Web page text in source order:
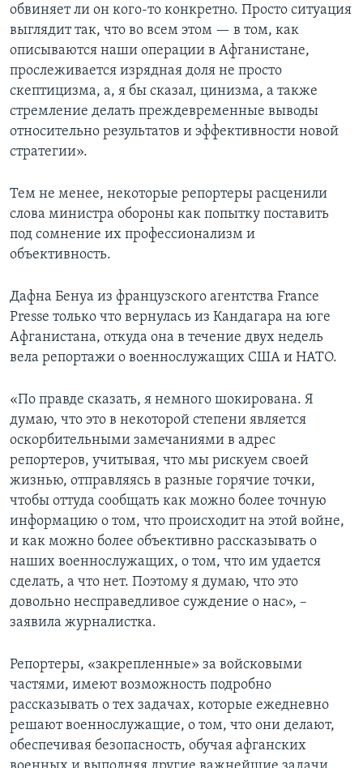
обвиняет ли он кого-то конкретно. Просто ситуация
выглядит так, что во всем этом — в том, как
описываются наши операции в Афганистане,
прослеживается изрядная доля не просто
скептицизма, а, я бы сказал, цинизма, а также
стремление делать преждевременные выводы
относительно результатов и эффективности новой
стратегии».
Тем не менее, некоторые репортеры расценили
слова министра обороны как попытку поставить
под сомнение их профессионализм и
объективность.
Дафна Бенуа из французского агентства France
Presse только что вернулась из Кандагара на юге
Афганистана, откуда она в течение двух недель
вела репортажи о военнослужащих США и НАТО.
«По правде сказать, я немного шокирована. Я
думаю, что это в некоторой степени является
оскорбительными замечаниями в адрес
репортеров, учитывая, что мы рискуем своей
жизнью, отправляясь в разные горячие точки,
чтобы оттуда сообщать как можно более точную
информацию о том, что происходит на этой войне,
и как можно более объективно рассказывать о
наших военнослужащих, о том, что им удается
сделать, а что нет. Поэтому я думаю, что это
довольно несправедливое суждение о нас», –
заявила журналистка.
Репортеры, «закрепленные» за войсковыми
частями, имеют возможность подробно
рассказывать о тех задачах, которые ежедневно
решают военнослужащие, о том, что они делают,
обеспечивая безопасность, обучая афганских